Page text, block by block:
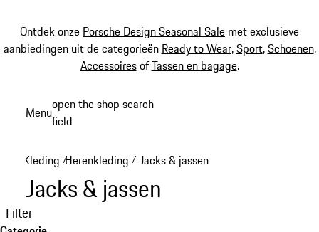
Ontdek onze Porsche Design Seasonal Sale met exclusieve
aanbiedingen uit de categorieën Ready to Wear,Sport,Schoenen,
AccessoiresofTassen en bagage.
Menuopen the shop search
field
Kleding /Herenkleding / Jacks & jassen
Jacks & jassen
Filter